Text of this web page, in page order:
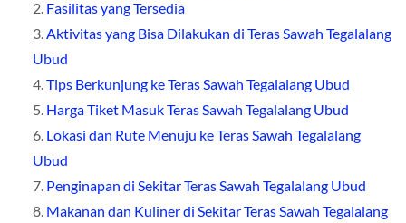
Fasilitas yang Tersedia
Aktivitas yang Bisa Dilakukan di Teras Sawah Tegalalang
Ubud
Tips Berkunjung ke Teras Sawah Tegalalang Ubud
Harga Tiket Masuk Teras Sawah Tegalalang Ubud
Lokasi dan Rute Menuju ke Teras Sawah Tegalalang
Ubud
Penginapan di Sekitar Teras Sawah Tegalalang Ubud
Makanan dan Kuliner di Sekitar Teras Sawah Tegalalang